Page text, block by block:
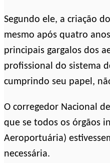
Segundo ele, a criação
mesmo após quatro
principais gargalos dos
profissional do sistema
cumprindo seu papel,
O corregedor Nacional
que se todos os órgãos
Aeroportuária)
necessária.